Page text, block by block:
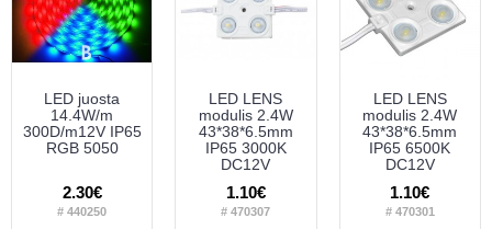
LED juosta
14.4W/m
300D/m12V IP65
RGB 5050
2.30€
# 440250
LED LENS
modulis 2.4W
43*38*6.5mm
IP65 3000K
DC12V
1.10€
# 470307
LED LENS
modulis 2.4W
43*38*6.5mm
IP65 6500K
DC12V
1.10€
# 470301